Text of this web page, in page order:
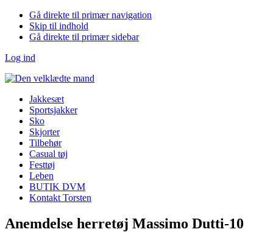
Gå direkte til primær navigation
Skip til indhold
Gå direkte til primær sidebar
Log ind
Jakkesæt
Sportsjakker
Sko
Skjorter
Tilbehør
Casual tøj
Festtøj
Leben
BUTIK DVM
Kontakt Torsten
Anemdelse herretøj Massimo Dutti-10